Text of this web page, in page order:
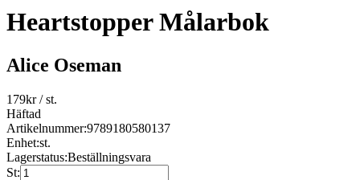
Heartstopper Målarbok
Alice Oseman
179kr/ st.
Häftad
Artikelnummer:9789180580137
Enhet:st.
Lagerstatus:Beställningsvara
St: